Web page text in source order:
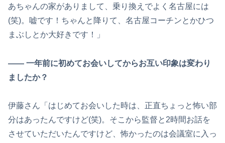
あちゃんの家がありまして、乗り換えでよく名古屋には
(笑)。嘘です！ちゃんと降りて、名古屋コーチンとかひつ
まぶしとか大好きです！」
―― 一年前に初めてお会いしてからお互い印象は変わり
ましたか？
伊藤さん「はじめてお会いした時は、正直ちょっと怖い部
分はあったんですけど(笑)。そこから監督と2時間お話を
させていただいたんですけど、怖かったのは会議室に入っ